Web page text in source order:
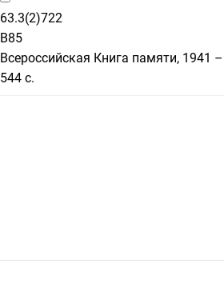
63.3(2)722
В85
Всероссийская Книга памяти, 1941
544 c.